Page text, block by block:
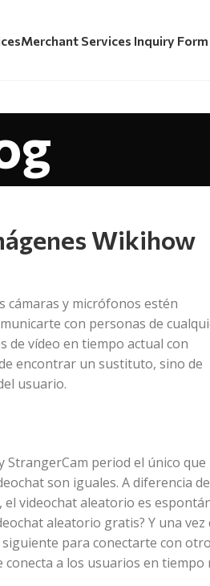
Merchant Services Inquiry Form
Wikihow
cámaras y micrófonos estén
con personas de
de vídeo en tiempo actual con
encontrar un sustituto, sino de
usuario.
period el único que
son iguales. A diferencia
el videochat aleatorio es
aleatorio gratis? Y una vez
para conectarte con otro
a los usuarios en tiempo